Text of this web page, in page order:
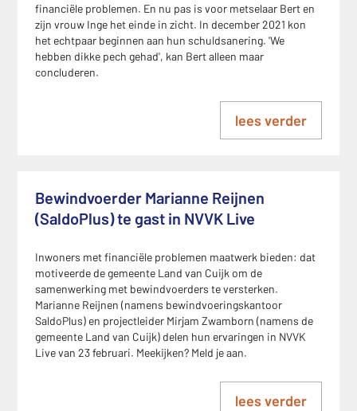
financiële problemen. En nu pas is voor metselaar Bert en
zijn vrouw Inge het einde in zicht. In december 2021 kon
het echtpaar beginnen aan hun schuldsanering. 'We
hebben dikke pech gehad', kan Bert alleen maar
concluderen.
lees verder
Bewindvoerder Marianne Reijnen
(SaldoPlus) te gast in NVVK Live
Inwoners met financiële problemen maatwerk bieden: dat
motiveerde de gemeente Land van Cuijk om de
samenwerking met bewindvoerders te versterken.
Marianne Reijnen (namens bewindvoeringskantoor
SaldoPlus) en projectleider Mirjam Zwamborn (namens de
gemeente Land van Cuijk) delen hun ervaringen in NVVK
Live van 23 februari. Meekijken? Meld je aan.
lees verder